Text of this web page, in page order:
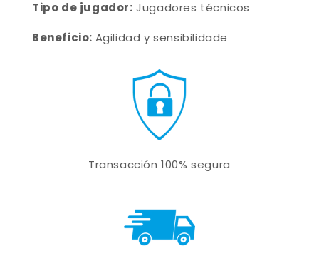
Tipo de jugador: Jugadores técnicos
Beneficio: Agilidad y sensibilidade
Transacción 100% segura